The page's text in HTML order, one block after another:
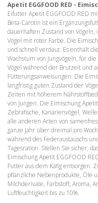
Apetit EGGFOOD RED -
Eifutter Apetit EGGFOOD RED
Beta-Carotin ist ein
dauerhaften Zustand von
Vögel mit roter Farbe. Die
und schnell verdaut. Es enthält
Wachstum von Jungvögeln, für
Vögel während der Brutzeit und
Fütterungsanweisungen: Die
langfristig guten Zustand der
Zeiten mit höherem
von Jungen. Die Eimischung
Zebrafische, Kanarienvögel,
alle anderen Arten von
ganze Jahr über dreimal pro
während des Federaustauschs
Tagesration. Stellen Sie sicher,
Eimischung Apetit EGGFOOD
Futter aus dem Käfig entsorgen.
pflanzliche Nebenprodukte, Öle
Milchderivate, Farbstoff, Aroma,
Luftfeuchtigkeit bis zu 10%.